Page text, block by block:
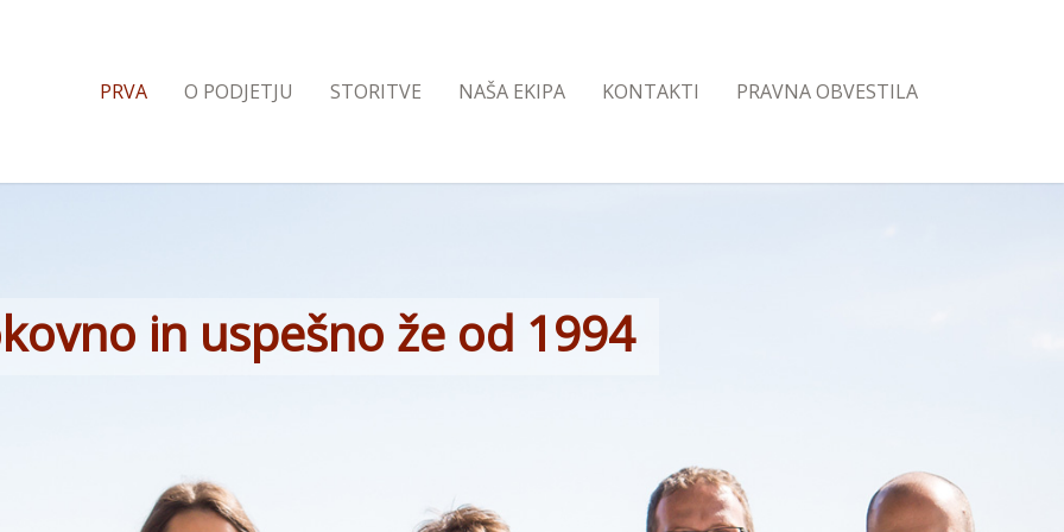
PRVA O PODJETJU STORITVE NAŠA EKIPA KONTAKTI PRAVNA OBVESTILA
in uspešno že od 1994